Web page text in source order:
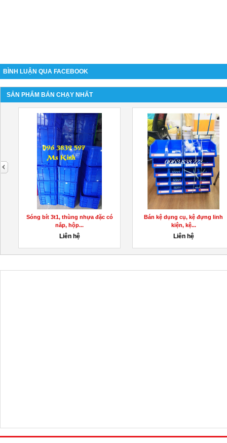
BÌNH LUẬN QUA FACEBOOK
SẢN PHẨM BÁN CHẠY NHẤT
Sóng bít 3t1, thùng nhựa đặc có
nắp, hộp...
Liên hệ
Bán kệ dụng cụ, kệ đựng linh
kiện, kệ...
Liên hệ
next